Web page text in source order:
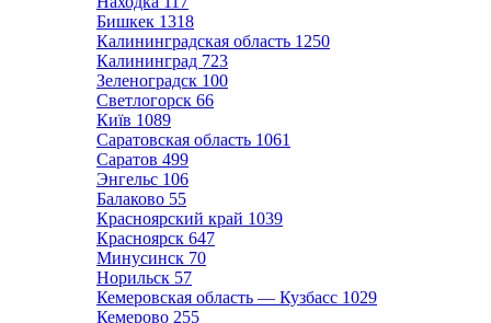
Бишкек 1318
Калининградская область 1250
Калининград 723
Зеленоградск 100
Светлогорск 66
Київ 1089
Саратовская область 1061
Саратов 499
Энгельс 106
Балаково 55
Красноярский край 1039
Красноярск 647
Минусинск 70
Норильск 57
Кемеровская область — Кузбасс 1029
Кемерово 255